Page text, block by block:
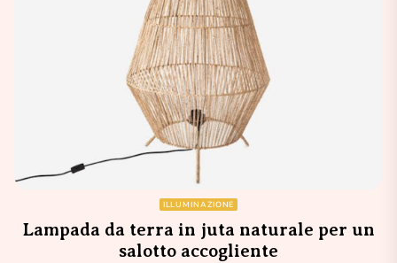
ILLUMINAZIONE
Lampada da terra in juta naturale per un
salotto accogliente